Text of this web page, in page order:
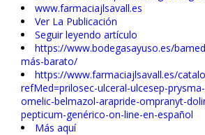
www.farmaciajlsavall.es
Ver La Publicación
Seguir leyendo artículo
https://www.bodegasayuso.es/
más-barato/
https://www.farmaciajlsavall.es/
refMed=prilosec-ulceral-ulcesep-
omelic-belmazol-arapride-ompranyt-
pepticum-genérico-on-line-en-español
Más aquí